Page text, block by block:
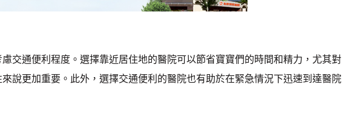
交通便利程度。選擇靠近居住地的醫院可以節省寶寶們的時間和精力，尤其對
說更加重要。此外，選擇交通便利的醫院也有助於在緊急情況下迅速到達醫院